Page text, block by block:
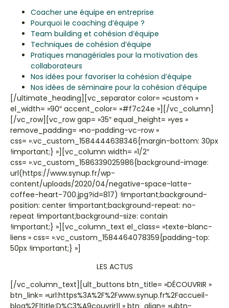
Coacher une équipe en entreprise
Pourquoi le coaching d’équipe ?
Team building et cohésion d’équipe
Techniques de cohésion d’équipe
Pratiques managériales pour la motivation des
collaborateurs
Nos idées pour favoriser la cohésion d’équipe
Nos idées de séminaire pour la cohésion d’équipe
[/ultimate_heading][vc_separator color= »custom »
el_width= »90″ accent_color= »#f7c24e »][/vc_column]
[/vc_row][vc_row gap= »35″ equal_height= »yes »
remove_padding= »no-padding-vc-row »
css= ».vc_custom_1584444638346{margin-bottom: 30px
!important;} »][vc_column width= »1/2″
css= ».vc_custom_1586339025986{background-image:
url(https://www.synup.fr/wp-
content/uploads/2020/04/negative-space-latte-
coffee-heart-700.jpg?id=817) !important;background-
position: center !important;background-repeat: no-
repeat !important;background-size: contain
!important;} »][vc_column_text el_class= »texte-blanc-
liens » css= ».vc_custom_1584464078359{padding-top:
50px !important;} »]
LES ACTUS
[/vc_column_text][ult_buttons btn_title= »DÉCOUVRIR »
btn_link= »url:https%3A%2F%2Fwww.synup.fr%2Faccueil-